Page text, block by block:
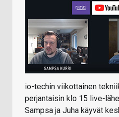
io-techin viikottainen
perjantaisin klo 15 live-
Sampsa ja Juha käyvät